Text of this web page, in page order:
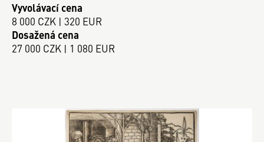
Vyvolávací cena
8 000 CZK | 320 EUR
Dosažená cena
27 000 CZK | 1 080 EUR